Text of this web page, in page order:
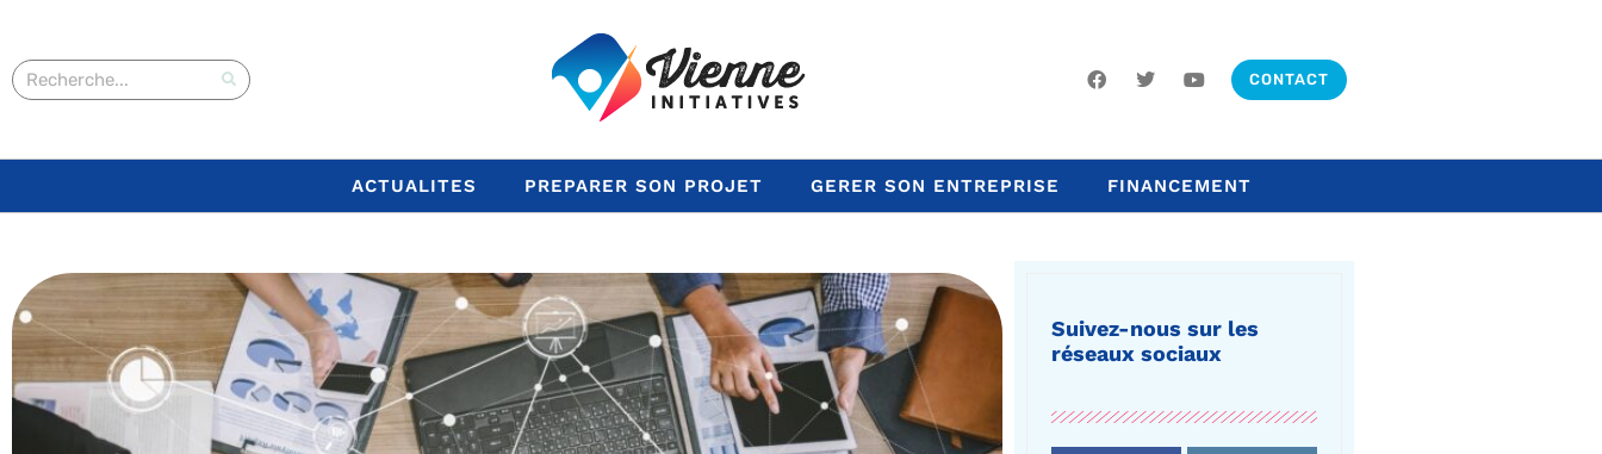
CONTACT
ACTUALITES PREPARER SON PROJET GERER SON ENTREPRISE FINANCEMENT
Suivez-nous sur les
réseaux sociaux